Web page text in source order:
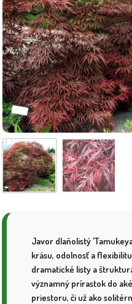
Javor dlaňolistý
krásu, odolnosť a
dramatické listy a
významný prírastok do
priestoru, či už ako